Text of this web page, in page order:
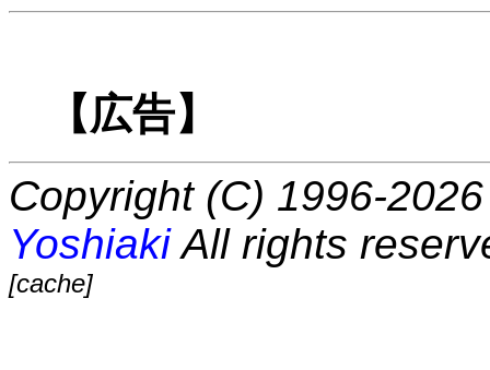
【広告】
Copyright (C) 1996-
YoshiakiAll rights
[cache]